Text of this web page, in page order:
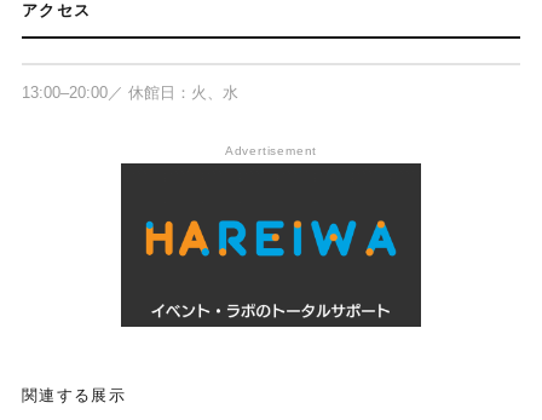
アクセス
園アレイ5F
13:00–20:00／ 休館日：火、水
Advertisement
関連する展示